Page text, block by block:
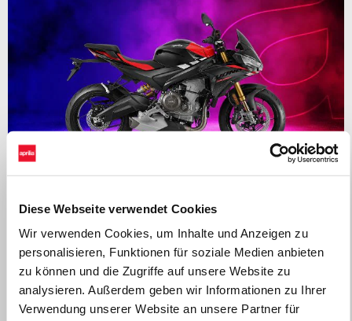
Diese Webseite verwendet Cookies
Wir verwenden Cookies, um Inhalte und Anzeigen zu
personalisieren, Funktionen für soziale Medien anbieten
zu können und die Zugriffe auf unsere Website zu
analysieren. Außerdem geben wir Informationen zu Ihrer
Verwendung unserer Website an unsere Partner für
Gültig bis 31 August 2026
APRILIA TUONO 660: Bis zu 1.000€ Kundenvorteil oder
ab 0% finanzieren